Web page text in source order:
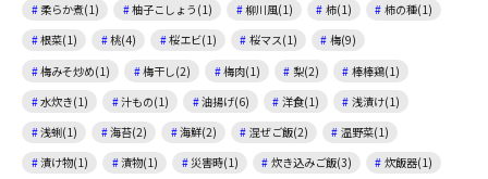
柔らか煮(1)
柚子こしょう(1) 柳川風(1) 柿(1)
柿の種(1)
根菜(1)
桃(4) 桜エビ(1) 桜マス(1)
梅(9)
梅みそ炒め(1)
梅干し(2) 梅肉(1) 梨(2)
棒棒鶏(1)
水炊き(1)
汁もの(1) 油揚げ(6) 洋食(1)
浅漬け(1)
浅蜊(1)
海苔(2) 海鮮(2) 混ぜご飯(2)
温野菜(1)
漬け物(1)
漬物(1) 災害時(1) 炊き込みご飯(3)
炊飯器(1)